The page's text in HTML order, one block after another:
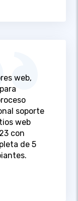
web,
soporte
web
con
de 5